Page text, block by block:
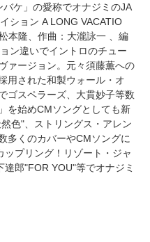
ケ」の愛称でオナジミのJA
ション A LONG VACATIO
本隆、作曲：大瀧詠一 、編
ン違いでイントロのチュー
ァージョン。元々須藤薫への
用された和製ウォール・オ
ゴスペラーズ、大貫妙子等数
を始めCMソングとしても新
色"、ストリングス・アレン
多くのカバーやCMソングに
プリング！リゾート・ジャ
郎"FOR YOU"等でオナジミ